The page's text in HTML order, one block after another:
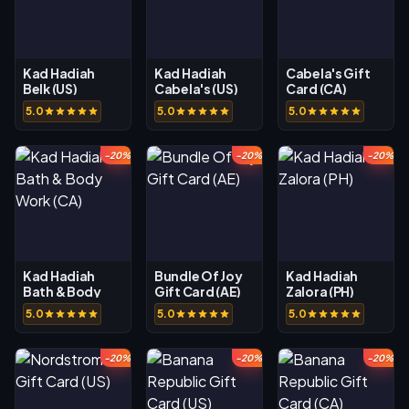
Kad Hadiah
Belk (US)
5.0
Kad Hadiah
Cabela's (US)
5.0
Cabela's Gift
Card (CA)
5.0
-20%
Kad Hadiah
Bath & Body
Work (CA)
5.0
-20%
Bundle Of Joy
Gift Card (AE)
5.0
-20%
Kad Hadiah
Zalora (PH)
5.0
-20% -20% -20%